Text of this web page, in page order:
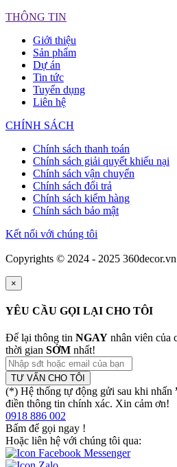
THÔNG TIN
Giới thiệu
Sản phẩm
Dự án
Tin tức
Tuyển dụng
Liên hệ
CHÍNH SÁCH
Chính sách thanh toán
Chính sách giải quyết khiếu nại
Chính sách vận chuyển
Chính sách đổi trả
Chính sách kiểm hàng
Chính sách bảo mật
Kết nối với chúng tôi
Copyrights © 2024 - 2025
×
YÊU CẦU GỌI LẠI CHO TÔI
Để lại thông tin NGAY nhân viên của
thời gian SỚM nhất!
TƯ VẤN CHO TÔI
(*) Hệ thống tự động gửi sau khi nhấn
điền thông tin chính xác. Xin cảm ơn!
0918 886 002
Bấm để gọi ngay !
Hoặc liên hệ với chúng tôi qua: